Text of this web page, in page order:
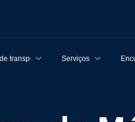
transporte Serviços